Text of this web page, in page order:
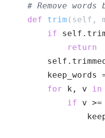
# Remove
def
trim (self,
if
return
self.trimmed
keep_words
for k, v in
if v >=